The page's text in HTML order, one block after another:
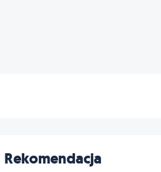
Rekomendacja